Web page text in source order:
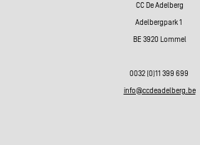
CC De Adelberg
Adelbergpark 1
BE 3920 Lommel
0032 (0)11 399 699
info@ccdeadelberg.be